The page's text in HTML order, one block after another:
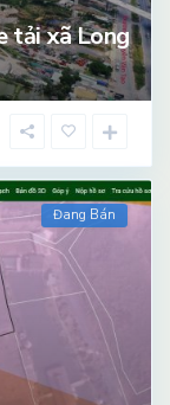
tải xã Long
Đang Bán